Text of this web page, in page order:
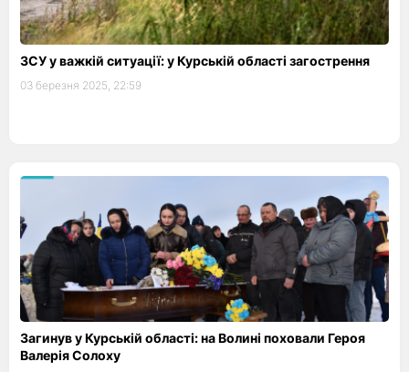
ЗСУ у важкій ситуації: у Курській області загострення
03 березня 2025, 22:59
Загинув у Курській області: на Волині поховали Героя
Валерія Солоху